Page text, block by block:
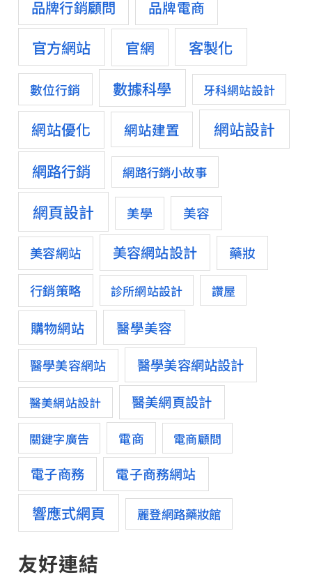
品牌行銷顧問 品牌電商
官方網站 官網 客製化
數位行銷 數據科學 牙科網站設計
網站優化 網站建置
網站設計
網路行銷
網路行銷小故事
網頁設計 美學 美容
美容網站 美容網站設計 藥妝
行銷策略 診所網站設計 讚屋
購物網站 醫學美容
醫學美容網站 醫學美容網站設計
醫美網站設計 醫美網頁設計
關鍵字廣告 電商 電商顧問
電子商務 電子商務網站
響應式網頁 麗登網路藥妝館
友好連結